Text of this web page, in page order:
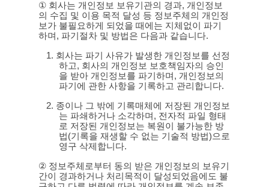
① 회사는 개인정보 보유기관의 경과, 개인정보
의 수집 및 이용 목적 달성 등 정보주체의 개인정
보가 불필요하게 되었을 때에는 지체없이 파기
하며 , 파기절차 및 방법은 다음과 같습니다.
1. 회사는 파기 사유가 발생한 개인정보를 선정
하고, 회사의 개인정보 보호책임자의 승인
을 받아 개인정보를 파기하며 , 개인정보의
파기에 관한 사항을 기록하고 관리합니다.
2. 종이나 그 밖에 기록매체에 저장된 개인정보
는 파쇄하거나 소각하며 , 전자적 파일 형태
로 저장된 개인정보는 복원이 불가능한 방
법(기록을 재생할 수 없는 기술적 방법)으로
영구 삭제합니다.
② 정보주체로부터 동의 받은 개인정보의 보유기
간이 경과하거나 처리목적이 달성되었음에도 불